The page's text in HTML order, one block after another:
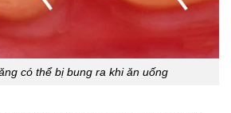
có thể bị bung ra khi ăn uống